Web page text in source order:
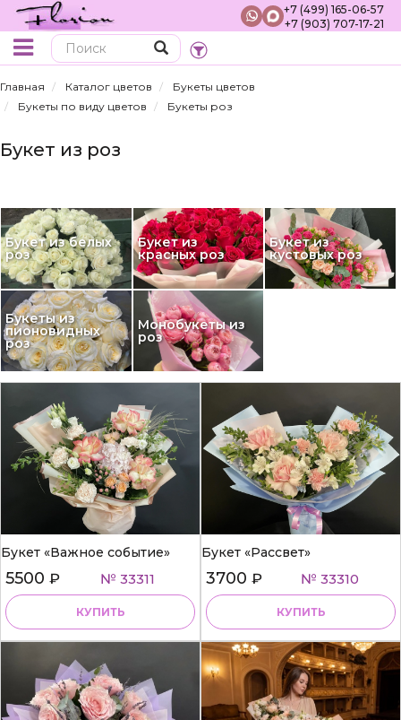
+7 (499) 165-06-57
+7 (903) 707-17-21
Главная Каталог цветов
Букеты цветов
Букеты по виду цветов
Букеты роз
Букет из роз
Букет из белых
роз
Букет из
красных роз
Букет из
кустовых роз
Букеты из
пионовидных
роз
Монобукеты из
роз
Букет «Важное событие»
5500 ₽ № 33311
КУПИТЬ
Букет «Рассвет»
3700 ₽ № 33310
КУПИТЬ